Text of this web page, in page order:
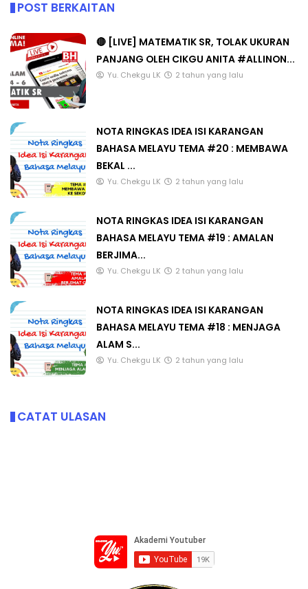
POST BERKAITAN
🔴 [LIVE] MATEMATIK SR, TOLAK UKURAN
PANJANG OLEH CIKGU ANITA #ALLINON...
Yu. Chekgu LK 2 tahun yang lalu
NOTA RINGKAS IDEA ISI KARANGAN
BAHASA MELAYU TEMA #20 : MEMBAWA
BEKAL ...
Yu. Chekgu LK 2 tahun yang lalu
NOTA RINGKAS IDEA ISI KARANGAN
BAHASA MELAYU TEMA #19 : AMALAN
BERJIMA...
Yu. Chekgu LK 2 tahun yang lalu
NOTA RINGKAS IDEA ISI KARANGAN
BAHASA MELAYU TEMA #18 : MENJAGA
ALAM S...
Yu. Chekgu LK 2 tahun yang lalu
CATAT ULASAN